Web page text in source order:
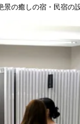
景の癒しの宿・民宿の